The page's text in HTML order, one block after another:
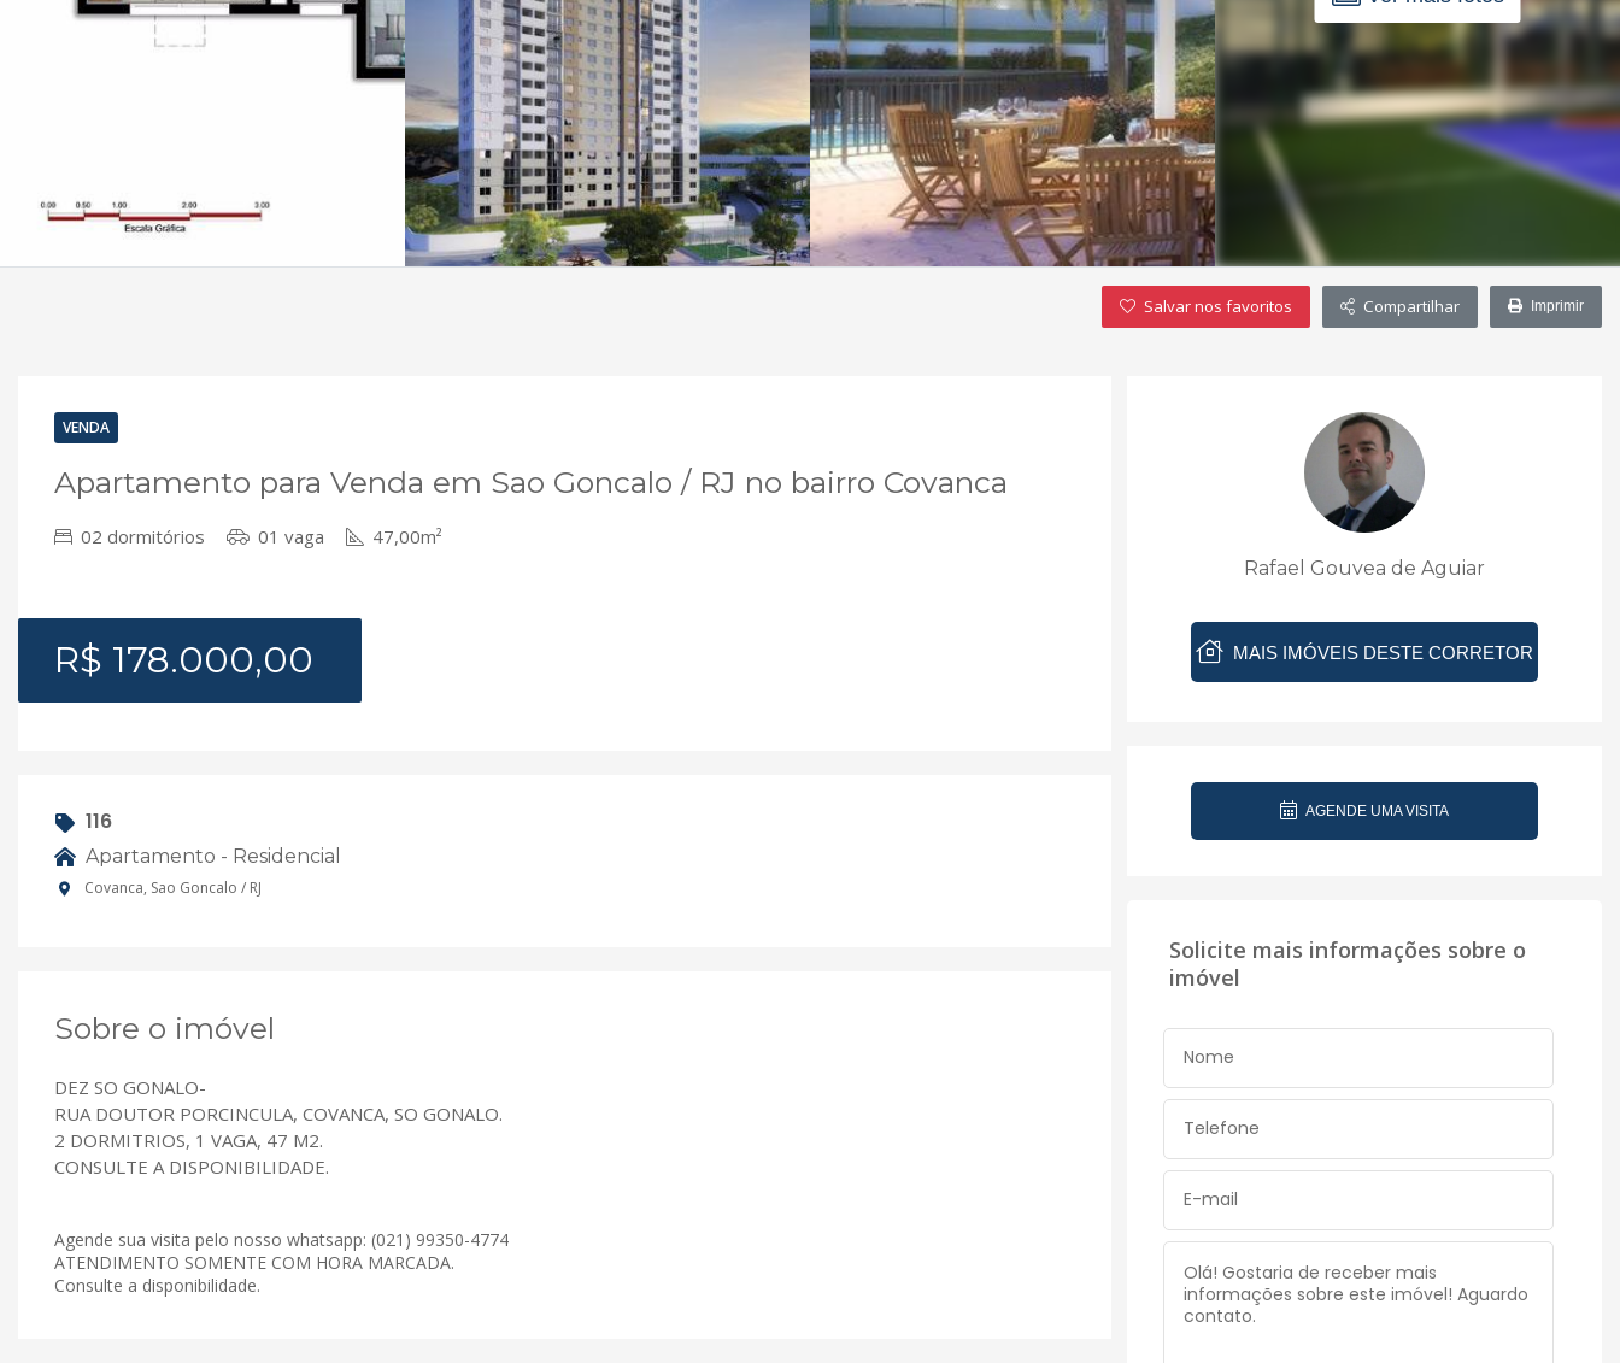
Salvar nos favoritos Compartilhar Imprimir
VENDA
Apartamento para Venda em Sao Goncalo / RJ no bairro Covanca
02 dormitórios 01 vaga 47,00m²
R$ 178.000,00
116
Apartamento - Residencial
Covanca, Sao Goncalo / RJ
Sobre o imóvel
DEZ SO GONALO-
RUA DOUTOR PORCINCULA, COVANCA, SO GONALO.
2 DORMITRIOS, 1 VAGA, 47 M2.
CONSULTE A DISPONIBILIDADE.
Agende sua visita pelo nosso whatsapp: (021) 99350-4774
ATENDIMENTO SOMENTE COM HORA MARCADA.
Consulte a disponibilidade.
Rafael Gouvea de Aguiar
MAIS IMÓVEIS DESTE CORRETOR
AGENDE UMA VISITA
Solicite mais informações sobre o
imóvel